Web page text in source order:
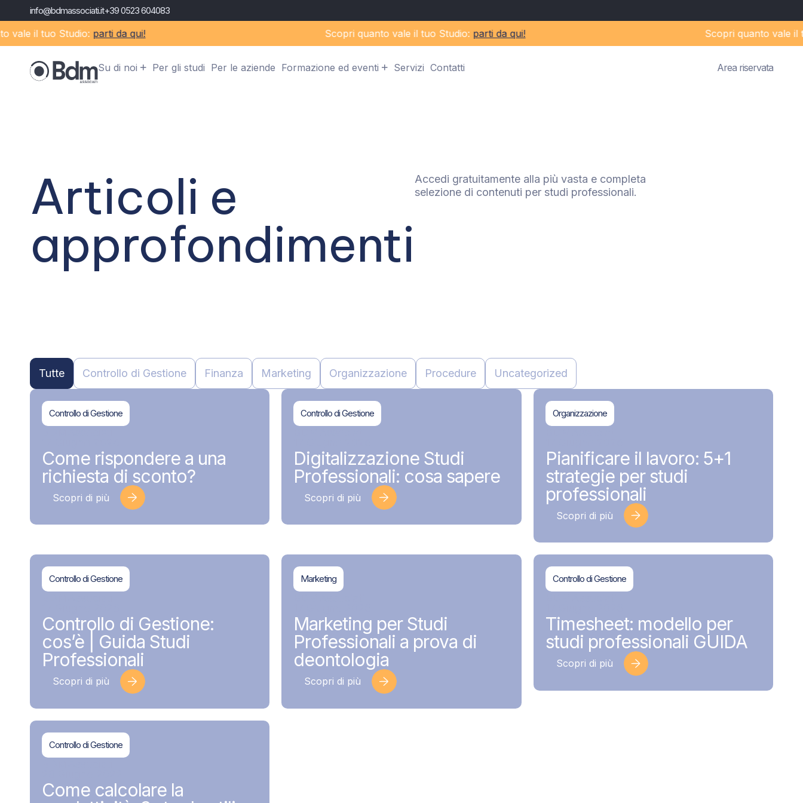
info@bdmassociati.it+39 0523 604083
il tuo Studio:parti da qui! Scopri quanto vale il tuo Studio:parti da qui! Scopri quanto vale il
Su di noi Per gli studi Per le aziende Formazione ed eventi Servizi Contatti Area riservata
Articoli e
approfondimenti
Accedi gratuitamente alla più vasta e completa
selezione di contenuti per studi professionali.
Controllo di Gestione Finanza Marketing Organizzazione Procedure Uncategorized
Tutte
Controllo di Gestione
Come rispondere a una
richiesta di sconto?
Scopri di più
Controllo di Gestione
Digitalizzazione Studi
Professionali: cosa sapere
Scopri di più
Organizzazione
Pianificare il lavoro: 5+1
strategie per studi
professionali
Scopri di più
Controllo di Gestione
Controllo di Gestione:
cos’è | Guida Studi
Professionali
Scopri di più
Marketing
Marketing per Studi
Professionali a prova di
deontologia
Scopri di più
Controllo di Gestione
Timesheet: modello per
studi professionali GUIDA
Scopri di più
Controllo di Gestione
Come calcolare la